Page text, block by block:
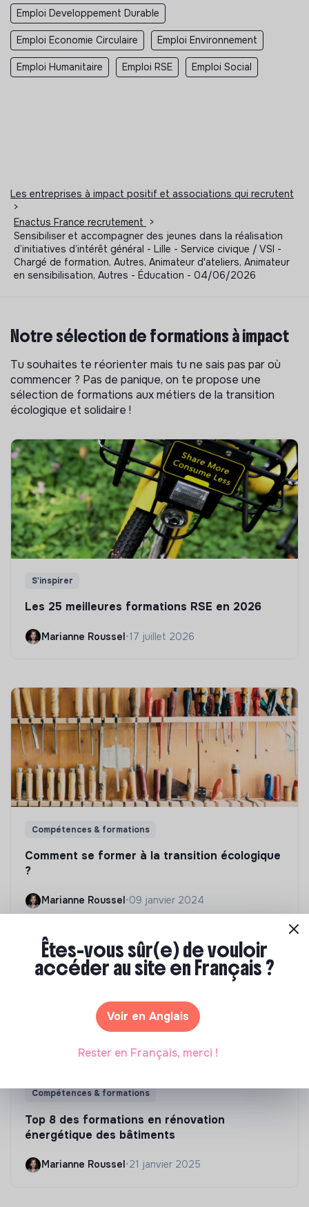
Emploi Developpement Durable
Emploi Economie Circulaire Emploi Environnement
Emploi Humanitaire Emploi RSE Emploi Social
Les entreprises à impact positif et associations qui recrutent
>
Enactus France recrutement
>
Sensibiliser et accompagner des jeunes dans la réalisation
d’initiatives d’intérêt général - Lille - Service civique / VSI -
Chargé de formation, Autres, Animateur d'ateliers, Animateur
en sensibilisation, Autres - Éducation - 04/06/2026
Notre sélection de formations à impact
Tu souhaites te réorienter mais tu ne sais pas par où
commencer ? Pas de panique, on te propose une
sélection de formations aux métiers de la transition
écologique et solidaire !
S'inspirer
Les 25 meilleures formations RSE en 2026
Marianne Roussel•17 juillet 2026
Compétences & formations
Comment se former à la transition écologique
?
Marianne Roussel •09 janvier 2024
Compétences & formations
Top 8 des formations en rénovation
énergétique des bâtiments
Marianne Roussel•21 janvier 2025
Êtes-vous sûr(e) de vouloir
accéder au site en Français ?
Voir en Anglais
Rester en Français, merci !